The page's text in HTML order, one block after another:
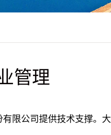
管理
限公司提供技术支撑。